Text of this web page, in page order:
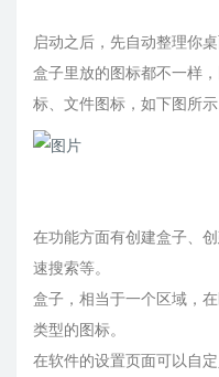
启动之后，先自动整理你
盒子里放的图标都不一样
标、文件图标，如下图所示
在功能方面有创建盒子、
速搜索等。
盒子，相当于一个区域，
类型的图标。
在软件的设置页面可以自